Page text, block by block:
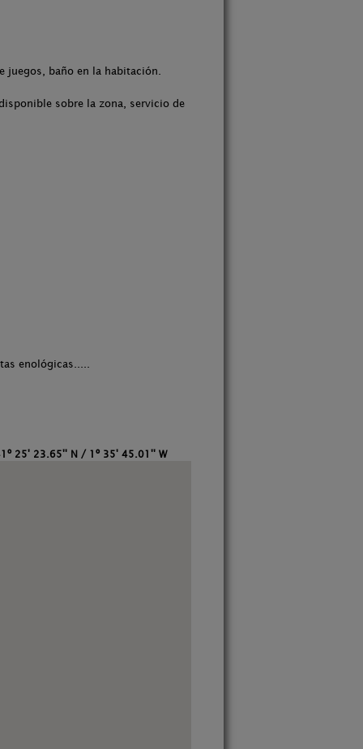
juegos, baño en la habitación.
sobre la zona, servicio de
enológicas.....
25' 23.65'' N / 1º 35' 45.01'' W